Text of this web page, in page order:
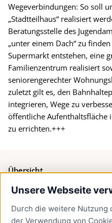
Unsere Webseite
Durch die weitere Nutzung
der Verwendung von
Wegeverbindungen: So soll
„Stadtteilhaus“ realisiert
Beratungsstelle des
„unter einem Dach“ zu
Supermarkt entstehen, eine
Familienzentrum realisiert
seniorengerechter
zuletzt gilt es, den
integrieren, Wege zu
öffentliche Aufenthaltsfläche
zu errichten.+++
Übersicht
Bürgerservice
Presse